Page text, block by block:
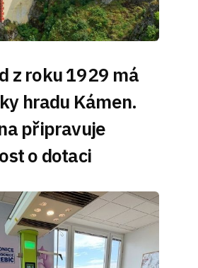
z roku 1929 má
hradu Kámen.
připravuje
o dotaci